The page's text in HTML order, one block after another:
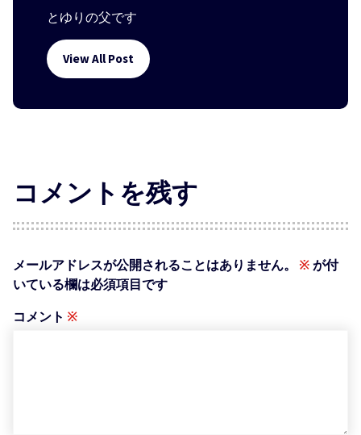
とゆりの父です
View All Post
コメントを残す
メールアドレスが公開されることはありません。 ※ が付
いている欄は必須項目です
コメント ※